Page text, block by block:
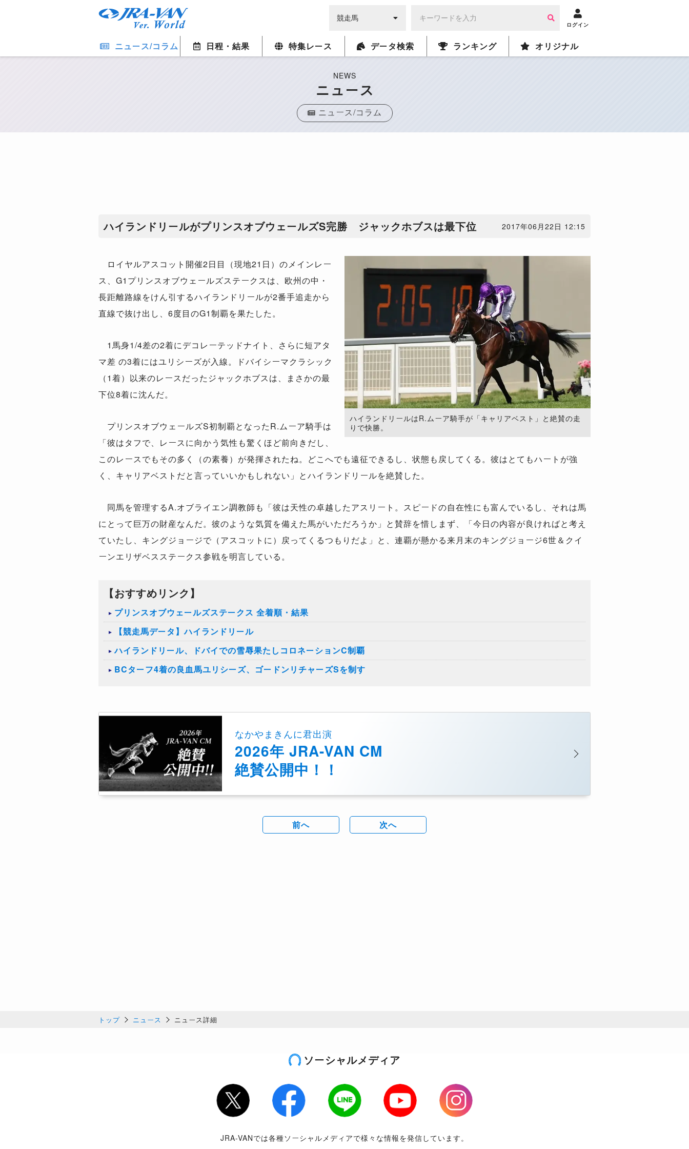
ログイン
ニュース/コラム 日程・結果 特集レース データ検索 ランキング オリジナル
NEWS
ニュース
ニュース/コラム
ハイランドリールがプリンスオブウェールズS完勝 ジャックホブスは最下位 2017年06月22日 12:15
ハイランドリールはR.ムーア騎手が「キャリアベスト」と絶賛の走
りで快勝。
ロイヤルアスコット開催2日目（現地21日）のメインレー
ス、G1プリンスオブウェールズステークスは、欧州の中・
長距離路線をけん引するハイランドリールが2番手追走から
直線で抜け出し、6度目のG1制覇を果たした。
1馬身1/4差の2着にデコレーテッドナイト、さらに短アタ
マ差 の3着にはユリシーズが入線。ドバイシーマクラシック
（1着）以来のレースだったジャックホブスは、まさかの最
下位8着に沈んだ。
プリンスオブウェールズS初制覇となったR.ムーア騎手は
「彼はタフで、レースに向かう気性も驚くほど前向きだし、
このレースでもその多く（の素養）が発揮されたね。どこへでも遠征できるし、状態も戻してくる。彼はとてもハートが強
く、キャリアベストだと言っていいかもしれない」とハイランドリールを絶賛した。
同馬を管理するA.オブライエン調教師も「彼は天性の卓越したアスリート。スピードの自在性にも富んでいるし、それは馬
にとって巨万の財産なんだ。彼のような気質を備えた馬がいただろうか」と賛辞を惜しまず、「今日の内容が良ければと考え
ていたし、キングジョージで（アスコットに）戻ってくるつもりだよ」と、連覇が懸かる来月末のキングジョージ6世＆クイ
ーンエリザベスステークス参戦を明言している。
【おすすめリンク】
プリンスオブウェールズステークス 全着順・結果
【競走馬データ】ハイランドリール
ハイランドリール、ドバイでの雪辱果たしコロネーションC制覇
BCターフ4着の良血馬ユリシーズ、ゴードンリチャーズSを制す
なかやまきんに君出演
2026年 JRA-VAN CM
絶賛公開中！！
前へ 次へ
トップ ニュース ニュース詳細
ソーシャルメディア
Twitter Facebook LINE Youtube
Instagram
JRA-VANでは各種ソーシャルメディアで様々な情報を発信しています。